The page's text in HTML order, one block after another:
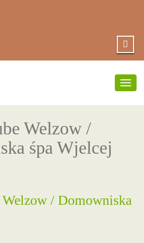
Welzow /
śpa Wjelcej
/ Domowniska